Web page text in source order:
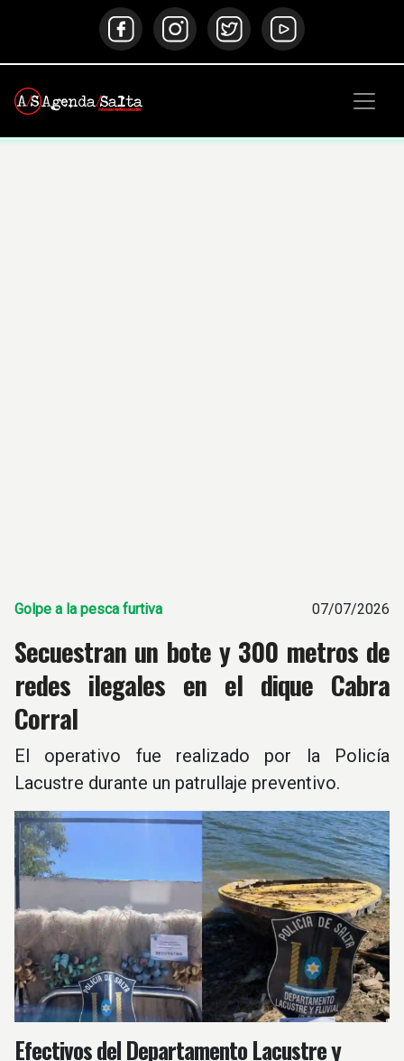
Golpe a la pesca furtiva 07/07/2026
Secuestran un bote y 300 metros de
redes ilegales en el dique Cabra
Corral
El operativo fue realizado por la Policía
Lacustre durante un patrullaje preventivo.
Efectivos del Departamento Lacustre y